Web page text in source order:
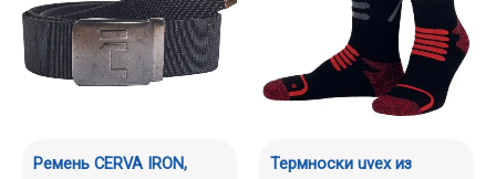
Ремень CERVA IRON,
Термноски uvex из